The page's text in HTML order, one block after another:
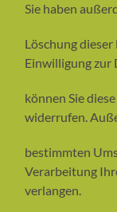
Sie haben
Löschung
Einwilligung zur
können Sie
widerrufen.
bestimmten
Verarbeitung
verlangen.